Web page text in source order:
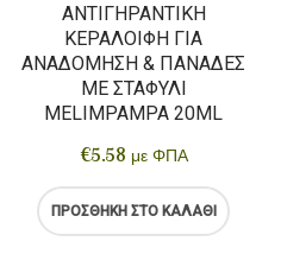
ΑΝΤΙΓΗΡΑΝΤΙΚΉ
ΚΕΡΑΛΟΙΦΉ ΓΙΑ
ΑΝΑΔΌΜΗΣΗ & ΠΑΝΆΔΕΣ
ΜΕ ΣΤΑΦΎΛΙ
MELIMPAMPA 20ML
€5.58 με ΦΠΑ
ΠΡΟΣΘΉΚΗ ΣΤΟ ΚΑΛΆΘΙ